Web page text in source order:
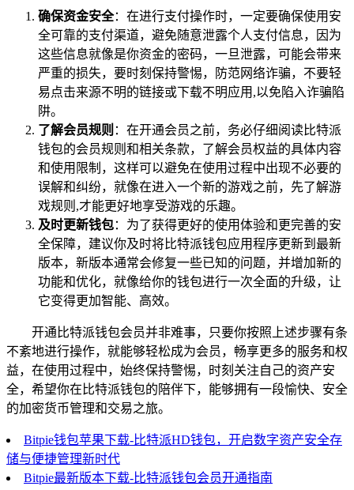
确保资金安全：在进行支付操作时，一定要确保使用安
全可靠的支付渠道，避免随意泄露个人支付信息，因为
这些信息就像是你资金的密码，一旦泄露，可能会带来
严重的损失，要时刻保持警惕，防范网络诈骗，不要轻
易点击来源不明的链接或下载不明应用,以免陷入诈骗陷
阱。
了解会员规则 ：在开通会员之前，务必仔细阅读比特派
钱包的会员规则和相关条款，了解会员权益的具体内容
和使用限制，这样可以避免在使用过程中出现不必要的
误解和纠纷，就像在进入一个新的游戏之前，先了解游
戏规则,才能更好地享受游戏的乐趣。
及时更新钱包：为了获得更好的使用体验和更完善的安
全保障，建议你及时将比特派钱包应用程序更新到最新
版本，新版本通常会修复一些已知的问题，并增加新的
功能和优化，就像给你的钱包进行一次全面的升级，让
它变得更加智能、高效。
开通比特派钱包会员并非难事，只要你按照上述步骤有条
不紊地进行操作，就能够轻松成为会员，畅享更多的服务和权
益，在使用过程中，始终保持警惕，时刻关注自己的资产安
全，希望你在比特派钱包的陪伴下，能够拥有一段愉快、安全
的加密货币管理和交易之旅。
Bitpie钱包苹果下载-比特派HD钱包，开启数字资产安全存
储与便捷管理新时代
Bitpie最新版本下载-比特派钱包会员开通指南